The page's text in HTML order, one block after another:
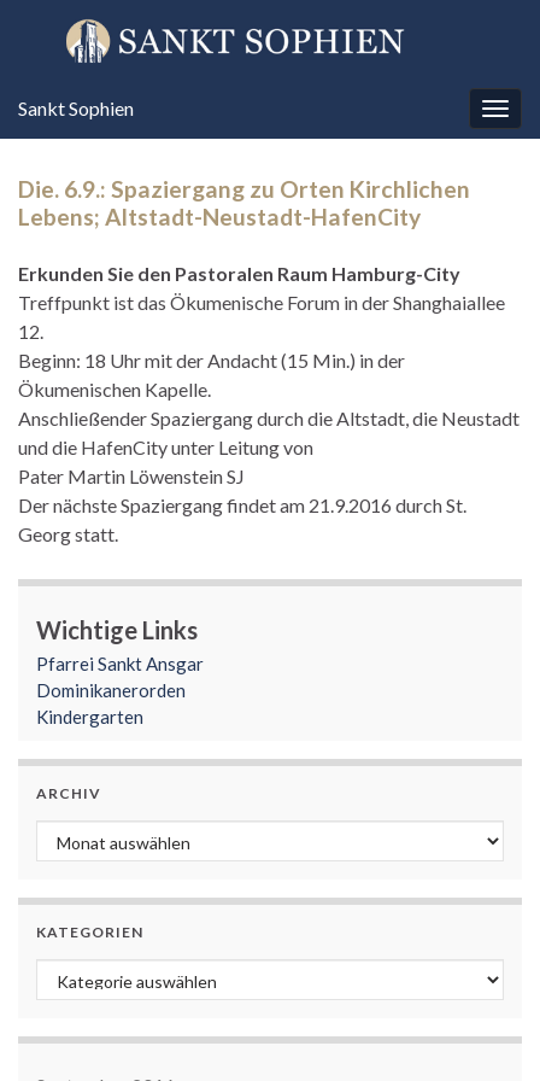
Sankt Sophien
Die. 6.9.: Spaziergang zu Orten Kirchlichen
Lebens; Altstadt-Neustadt-HafenCity
Erkunden Sie den Pastoralen Raum Hamburg-City
Treffpunkt ist das Ökumenische Forum in der Shanghaiallee
12.
Beginn: 18 Uhr mit der Andacht (15 Min.) in der
Ökumenischen Kapelle.
Anschließender Spaziergang durch die Altstadt, die Neustadt
und die HafenCity unter Leitung von
Pater Martin Löwenstein SJ
Der nächste Spaziergang findet am 21.9.2016 durch St.
Georg statt.
Wichtige Links
Pfarrei Sankt Ansgar
Dominikanerorden
Kindergarten
ARCHIV
Archiv
KATEGORIEN
Kategorien